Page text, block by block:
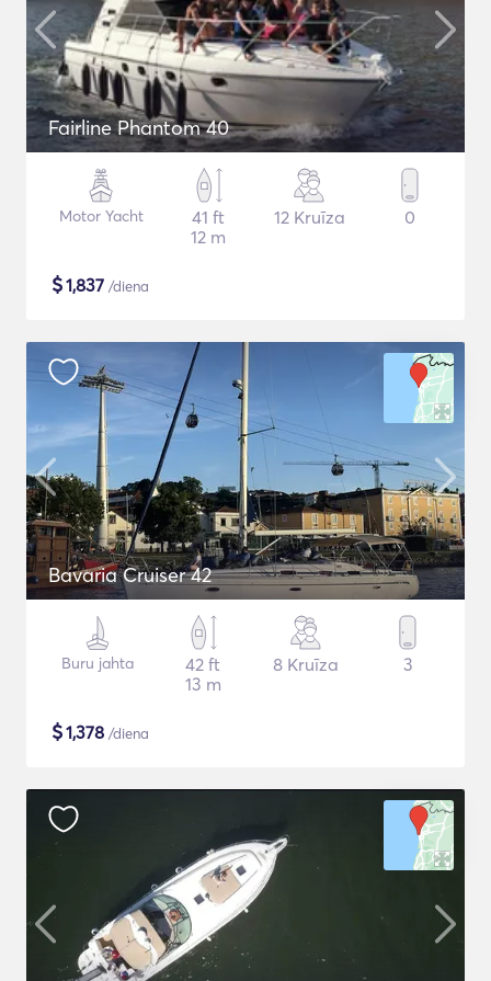
Fairline Phantom 40
Motor Yacht
41 ft
12 m
12 Kruīza 0
$1,837 /diena
Bavaria Cruiser 42
Buru jahta
42 ft
13 m
8 Kruīza 3
$1,378 /diena